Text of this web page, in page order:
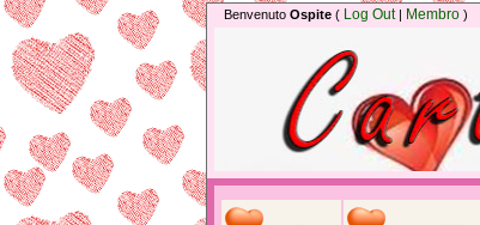
Benvenuto Ospite ( Log Out| Membro )